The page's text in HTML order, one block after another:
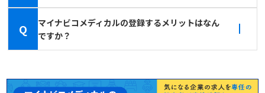
Q
マイナビコメディカルの登録するメリットはなん
ですか？